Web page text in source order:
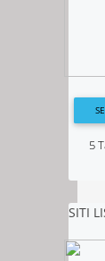
5
SITI